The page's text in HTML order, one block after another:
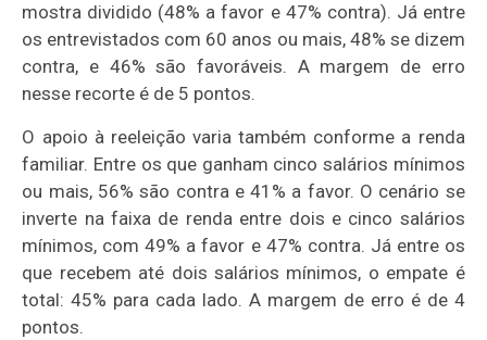
mostra dividido (48% a favor e 47% contra). Já entre
os entrevistados com 60 anos ou mais, 48% se dizem
contra, e 46% são favoráveis. A margem de erro
nesse recorte é de 5 pontos.
O apoio à reeleição varia também conforme a renda
familiar. Entre os que ganham cinco salários mínimos
ou mais, 56% são contra e 41% a favor. O cenário se
inverte na faixa de renda entre dois e cinco salários
mínimos, com 49% a favor e 47% contra. Já entre os
que recebem até dois salários mínimos, o empate é
total: 45% para cada lado. A margem de erro é de 4
pontos.